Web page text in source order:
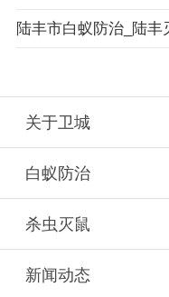
关于卫城
白蚁防治
杀虫灭鼠
新闻动态